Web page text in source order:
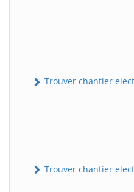
Trouver chantier
Trouver chantier